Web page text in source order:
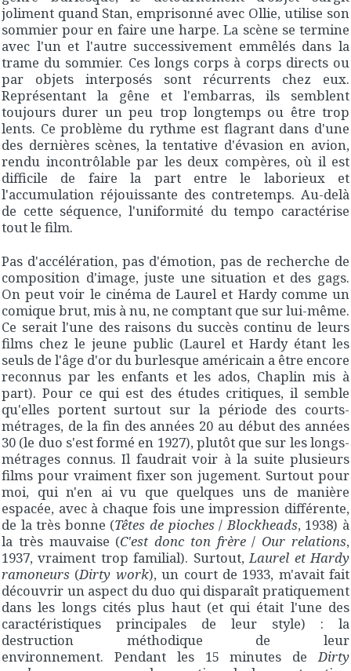
joliment quand Stan, emprisonné avec Ollie, utilise son
sommier pour en faire une harpe. La scène se termine
avec l'un et l'autre successivement emmêlés dans la
trame du sommier. Ces longs corps à corps directs ou
par objets interposés sont récurrents chez eux.
Représentant la gêne et l'embarras, ils semblent
toujours durer un peu trop longtemps ou être trop
lents. Ce problème du rythme est flagrant dans d'une
des dernières scènes, la tentative d'évasion en avion,
rendu incontrôlable par les deux compères, où il est
difficile de faire la part entre le laborieux et
l'accumulation réjouissante des contretemps. Au-delà
de cette séquence, l'uniformité du tempo caractérise
tout le film.
Pas d'accélération, pas d'émotion, pas de recherche de
composition d'image, juste une situation et des gags.
On peut voir le cinéma de Laurel et Hardy comme un
comique brut, mis à nu, ne comptant que sur lui-même.
Ce serait l'une des raisons du succès continu de leurs
films chez le jeune public (Laurel et Hardy étant les
seuls de l'âge d'or du burlesque américain a être encore
reconnus par les enfants et les ados, Chaplin mis à
part). Pour ce qui est des études critiques, il semble
qu'elles portent surtout sur la période des courts-
métrages, de la fin des années 20 au début des années
30 (le duo s'est formé en 1927), plutôt que sur les longs-
métrages connus. Il faudrait voir à la suite plusieurs
films pour vraiment fixer son jugement. Surtout pour
moi, qui n'en ai vu que quelques uns de manière
espacée, avec à chaque fois une impression différente,
de la très bonne (Têtes de pioches/Blockheads, 1938) à
la très mauvaise (C'est donc ton frère/ Our relations,
1937, vraiment trop familial). Surtout,Laurel et Hardy
ramoneurs (Dirty work), un court de 1933, m'avait fait
découvrir un aspect du duo qui disparaît pratiquement
dans les longs cités plus haut (et qui était l'une des
caractéristiques principales de leur style) : la
destruction méthodique de leur
environnement. Pendant les 15 minutes deDirty